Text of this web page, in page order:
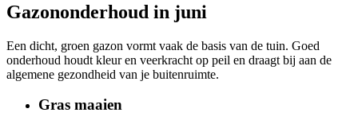
Gazononderhoud in juni
Een dicht, groen gazon vormt vaak de basis van de tuin. Goed
onderhoud houdt kleur en veerkracht op peil en draagt bij aan de
algemene gezondheid van je buitenruimte.
Gras maaien